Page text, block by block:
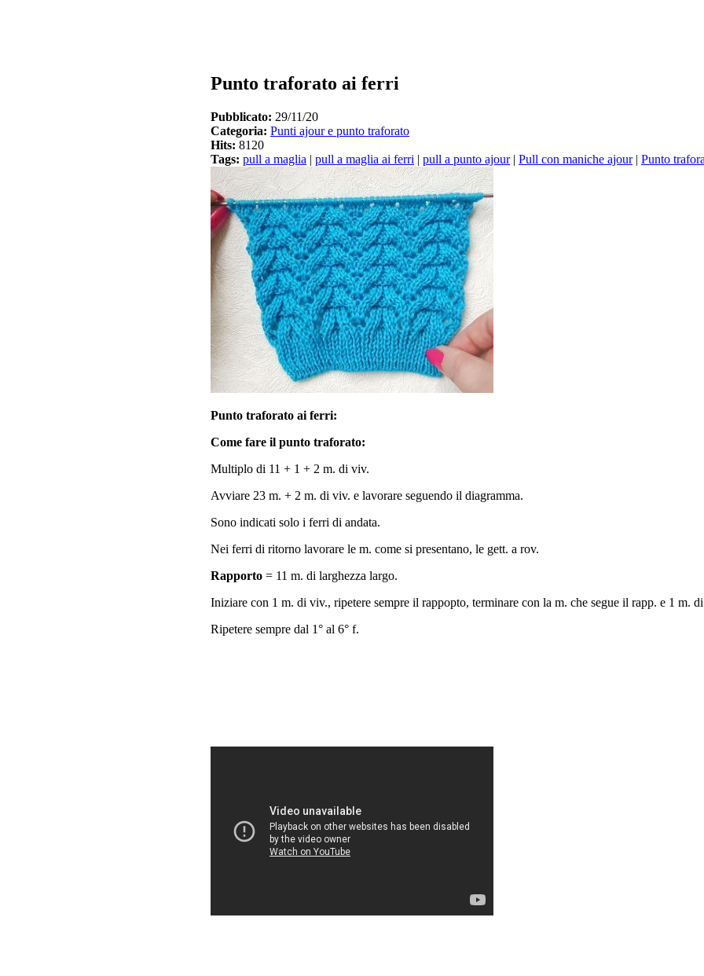
Punto traforato ai ferri
Pubblicato: 29/11/20
Categoria: Punti ajour e punto traforato
Hits: 8120
Tags: pull a maglia | pull a maglia ai ferri | pull a punto ajour| Pull con maniche ajour| Punto
Punto traforato ai ferri:
Come fare il punto traforato:
Multiplo di 11 + 1 + 2 m. di viv.
Avviare 23 m. + 2 m. di viv. e lavorare seguendo il diagramma.
Sono indicati solo i ferri di andata.
Nei ferri di ritorno lavorare le m. come si presentano, le gett. a rov.
Rapporto = 11 m. di larghezza largo.
Iniziare con 1 m. di viv., ripetere sempre il rappopto, terminare con la m. che segue il rapp. e 1 m.
Ripetere sempre dal 1° al 6° f.